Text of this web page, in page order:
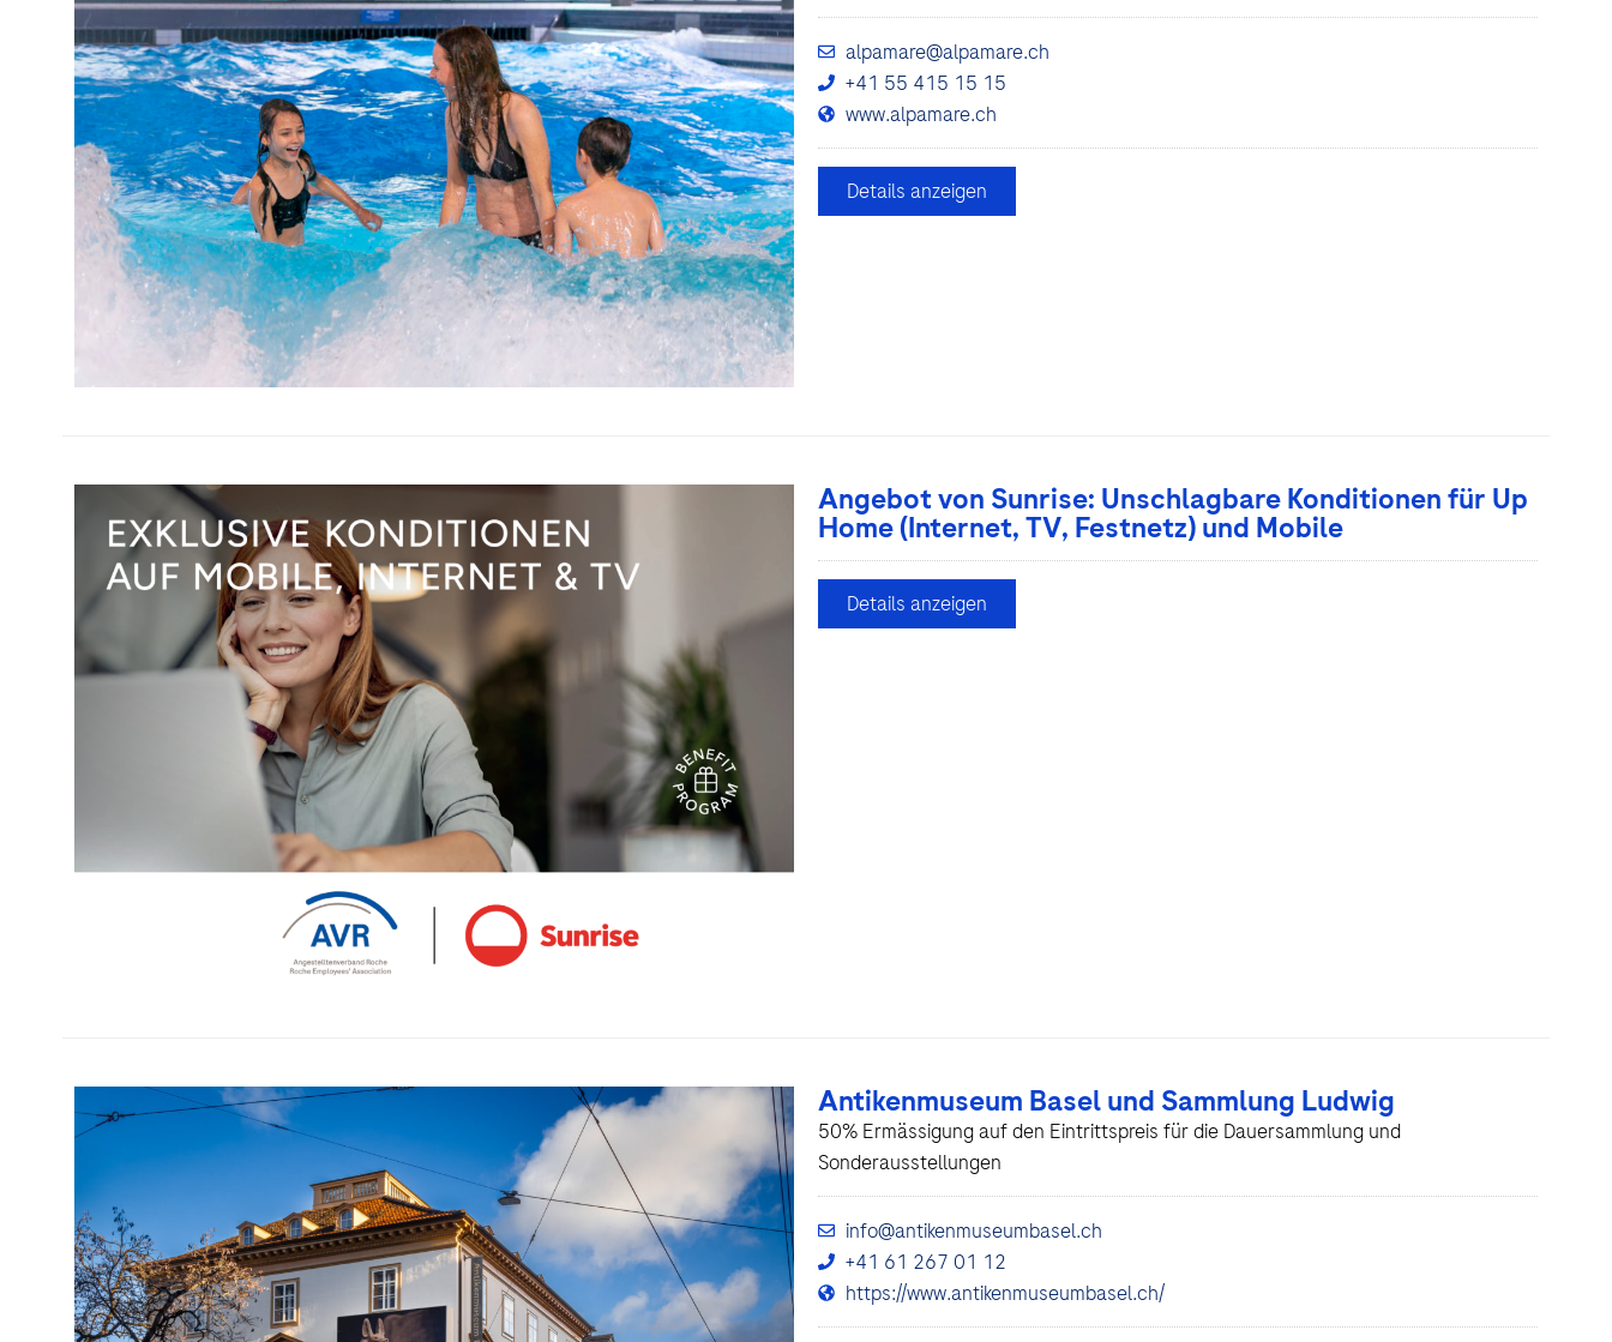
alpamare@alpamare.ch
+41 55 415 15 15
www.alpamare.ch
Details anzeigen
Angebot von Sunrise: Unschlagbare Konditionen für Up
Home (Internet, TV, Festnetz) und Mobile
Details anzeigen
Antikenmuseum Basel und Sammlung Ludwig
50% Ermässigung auf den Eintrittspreis für die Dauersammlung und
Sonderausstellungen
info@antikenmuseumbasel.ch
+41 61 267 01 12
https://www.antikenmuseumbasel.ch/